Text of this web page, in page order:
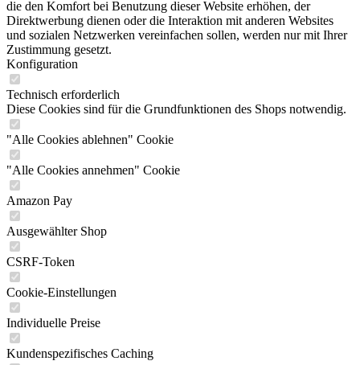
die den Komfort bei Benutzung dieser Website erhöhen, der
Direktwerbung dienen oder die Interaktion mit anderen Websites
und sozialen Netzwerken vereinfachen sollen, werden nur mit Ihrer
Zustimmung gesetzt.
Konfiguration
Technisch erforderlich
Diese Cookies sind für die Grundfunktionen des Shops notwendig.
"Alle Cookies ablehnen" Cookie
"Alle Cookies annehmen" Cookie
Amazon Pay
Ausgewählter Shop
CSRF-Token
Cookie-Einstellungen
Individuelle Preise
Kundenspezifisches Caching